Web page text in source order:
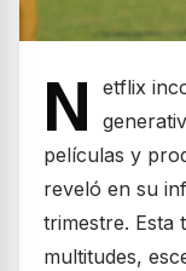
N
etflix
películas y
reveló en su
trimestre. Esta
multitudes,